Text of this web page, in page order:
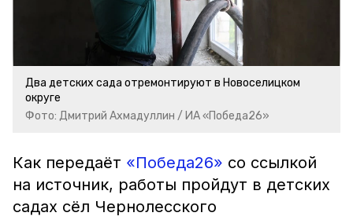
Два детских сада отремонтируют в Новоселицком
округе
Фото: Дмитрий Ахмадуллин / ИА «Победа26»
Как передаёт «Победа26» со ссылкой
на источник, работы пройдут в детских
садах сёл Чернолесского